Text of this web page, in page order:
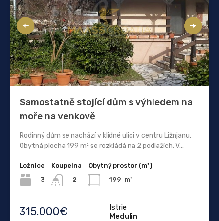
Samostatně stojící dům s výhledem na
moře na venkově
Rodinný dům se nachází v klidné ulici v centru Ližnjanu.
Obytná plocha 199 m² se rozkládá na 2 podlažích. V...
Ložnice
3
Koupelna
2
Obytný prostor (m²)
199 m²
315.000€
Istrie
Medulin